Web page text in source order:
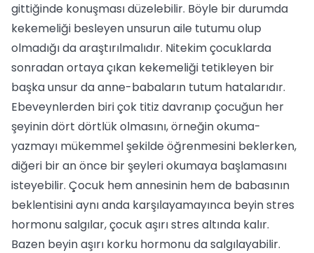
gittiğinde konuşması düzelebilir. Böyle bir durumda
kekemeliği besleyen unsurun aile tutumu olup
olmadığı da araştırılmalıdır. Nitekim çocuklarda
sonradan ortaya çıkan kekemeliği tetikleyen bir
başka unsur da anne-babaların tutum hatalarıdır.
Ebeveynlerden biri çok titiz davranıp çocuğun her
şeyinin dört dörtlük olmasını, örneğin okuma-
yazmayı mükemmel şekilde öğrenmesini beklerken,
diğeri bir an önce bir şeyleri okumaya başlamasını
isteyebilir. Çocuk hem annesinin hem de babasının
beklentisini aynı anda karşılayamayınca beyin stres
hormonu salgılar, çocuk aşırı stres altında kalır.
Bazen beyin aşırı korku hormonu da salgılayabilir.